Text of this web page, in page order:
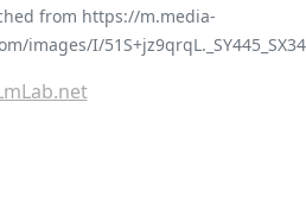
from https://m.media-
images/I/